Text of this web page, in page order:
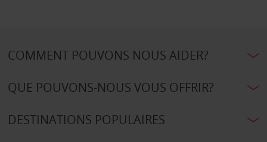
COMMENT POUVONS NOUS AIDER?
QUE POUVONS-NOUS VOUS OFFRIR?
DESTINATIONS POPULAIRES